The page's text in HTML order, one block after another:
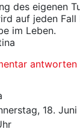
des eigenen
auf jeden Fall
im Leben.
antworten
18.